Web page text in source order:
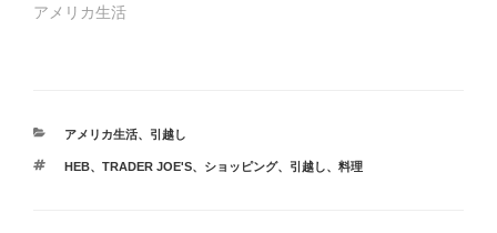
アメリカ生活
カ
ゴ
アメリカ生活、 引越し
タ
HEB、 TRADER JOE'S、 ショッピング、 引越し、 料理